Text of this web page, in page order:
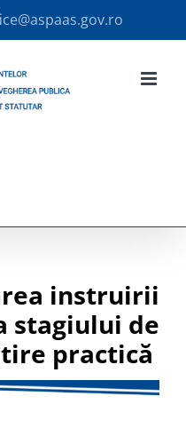
instruirii
stagiului de
practică